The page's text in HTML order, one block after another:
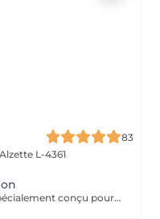
83
L-4361
Un rituel rafraîchissant et relaxant spécialement conçu pour délasser les pieds et offrir une profonde sensation de détente à l'ensemble du corps ! Le bain de pieds aux sels d'Epsom enrichis en plantes aromatiques purifiantes et apaisantes invite à relâcher les tensions accumulées tout en procurant une agréable sensation de fraîcheur. Un gommage naturel est ensuite réalisé afin d'exfolier la peau, stimuler la microcirculation et réveiller les zones réflexes présentes sous les pieds. Le rituel se poursuit par un massage profondément relaxant associant manuvres enveloppantes et quelques points inspirés de la réflexologie plantaire. Réalisé à l'aide d'une huile naturelle aux notes fraîches et vivifiantes, ce massage favorise la détente générale et apaise le mental. Une bulle de bien-être pour ralentir, se recentrer et repartir du bon pied !